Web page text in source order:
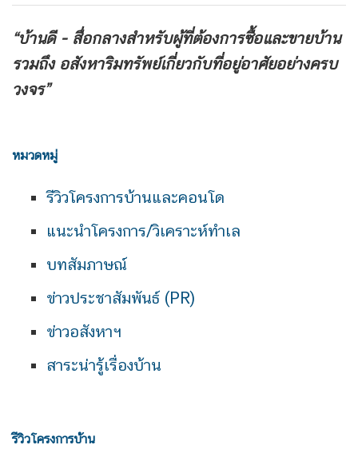
“บ้านดี - สื่อกลางสำหรับผู้ที่ต้องการซื้อและขายบ้าน
รวมถึง อสังหาริมทรัพย์เกี่ยวกับที่อยู่อาศัยอย่างครบ
วงจร”
หมวดหมู่
รีวิวโครงการบ้านและคอนโด
แนะนำโครงการ/วิเคราะห์ทำเล
บทสัมภาษณ์
ข่าวประชาสัมพันธ์ (PR)
ข่าวอสังหาฯ
สาระน่ารู้เรื่องบ้าน
รีวิวโครงการบ้าน